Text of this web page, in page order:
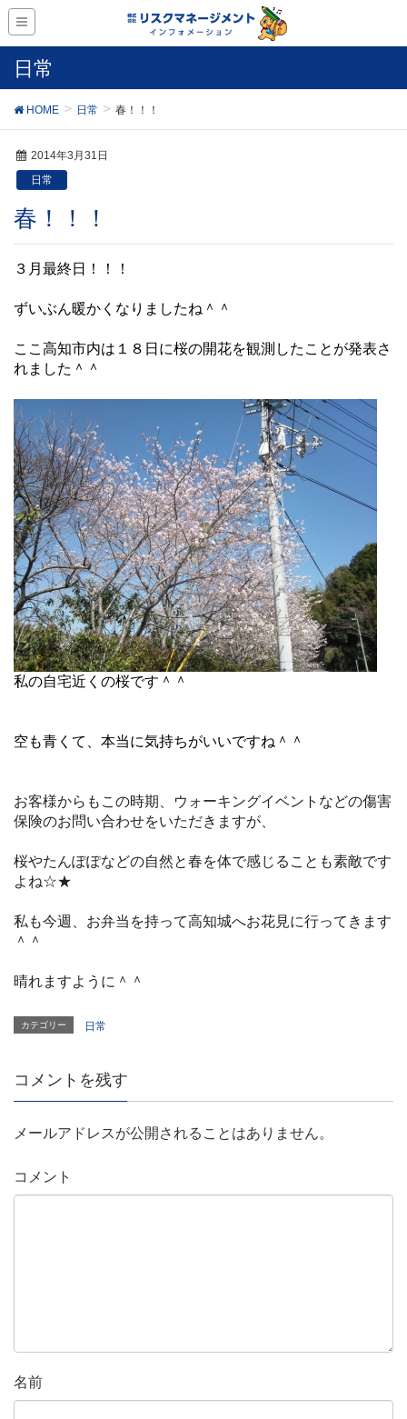
日常
HOME 日常 春！！！
2014年3月31日
日常
春！！！
３月最終日！！！
ずいぶん暖かくなりましたね＾＾
ここ 高知市内は１８日に桜の開花を観測したことが発表さ
れました＾＾
私の自宅近くの桜です＾＾
空も青くて、本当に気持ちがいいですね＾＾
お客様からもこの時期、ウォーキングイベントなどの傷害
保険のお問い合わせをいただきますが、
桜やたんぽぽなどの自然と春を体で感じることも素敵です
よね☆★
私も今週、お弁当を持って高知城へお花見に行ってきます
＾＾
晴れますように＾＾
カテゴリー 日常
コメントを残す
メールアドレスが公開されることはありません。
コメント
名前